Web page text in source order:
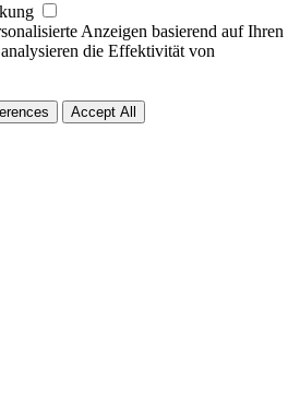
Anzeigen basierend auf Ihren
die Effektivität von
Accept All